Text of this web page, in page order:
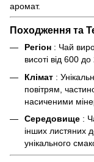
аромат.
Походження та
Регіон : Чай
висоті від 600
Клімат :
повітрям,
насиченими
Середовище :
інших листяних
унікального